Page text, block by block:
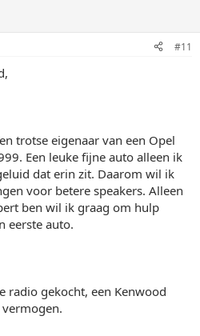
#11
trotse eigenaar van een Opel
Een leuke fijne auto alleen ik
dat erin zit. Daarom wil ik
voor betere speakers. Alleen
ben wil ik graag om hulp
eerste auto.
radio gekocht, een Kenwood
vermogen.